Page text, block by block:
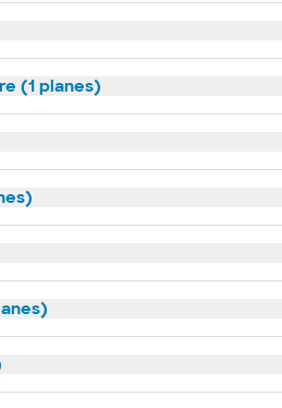
(1 planes)